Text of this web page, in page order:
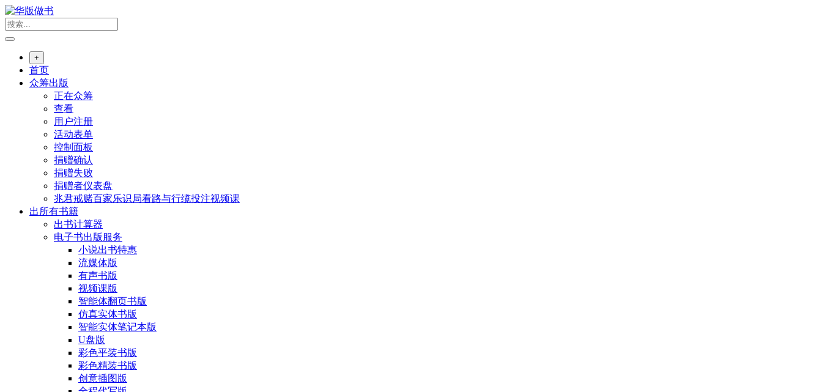
跳
转
到
+
首页
众筹出版
正在众筹
查看
用户注册
活动表单
控制面板
捐赠确认
捐赠失败
捐赠者仪表盘
兆君戒赌百家乐识局看路与行缆投注视频课
出所有书籍
出书计算器
电子书出版服务
小说出书特惠
流媒体版
有声书版
视频课版
智能体翻页书版
仿真实体书版
智能实体笔记本版
U盘版
彩色平装书版
彩色精装书版
创意插图版